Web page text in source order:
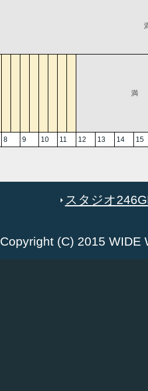
満
8 9 10 11 12 13 14 15
スタジオ
Copyright (C) 2015 WIDE